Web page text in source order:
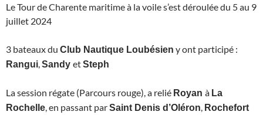
Le Tour de Charente maritime à la voile s’est déroulée du 5 au 9
juillet 2024
3 bateaux du Club Nautique Loubésien y ont participé :
Rangui Sandy etSteph
La session régate (Parcours rouge), a relié Royan à La
Rochelle , en passant parSaint Denis d’Oléron Rochefort